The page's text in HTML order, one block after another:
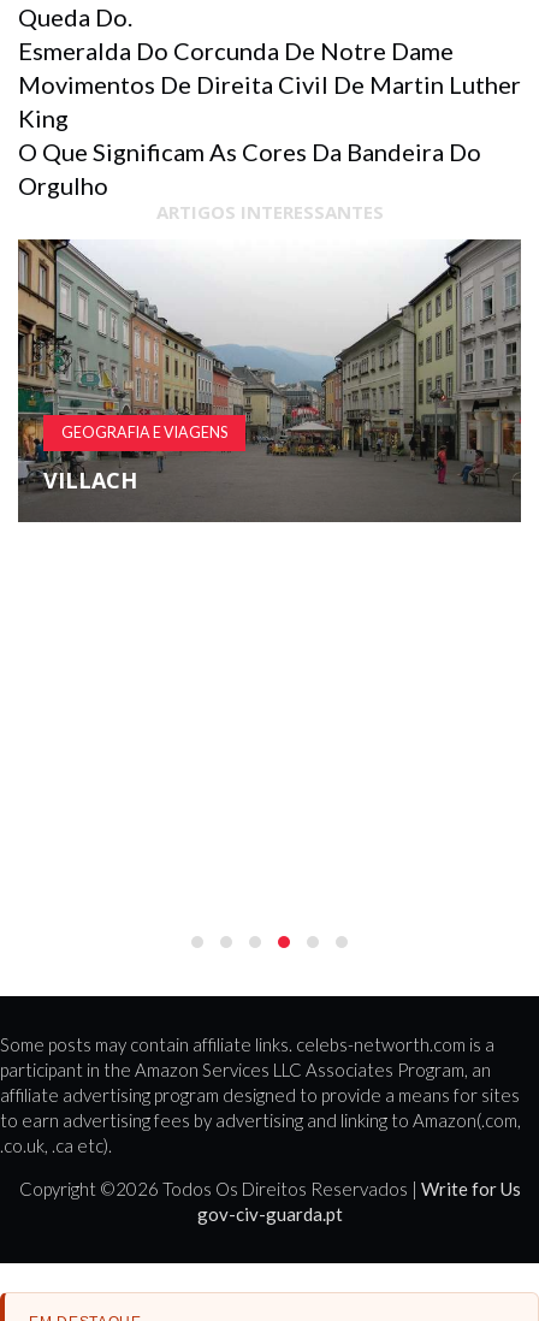
Queda Do.
Esmeralda Do Corcunda De Notre Dame
Movimentos De Direita Civil De Martin Luther
King
O Que Significam As Cores Da Bandeira Do
Orgulho
ARTIGOS INTERESSANTES
GEOGRAFIA E VIAGENS
VILLACH
Some posts may contain affiliate links. celebs-networth.com is a
participant in the Amazon Services LLC Associates Program, an
affiliate advertising program designed to provide a means for sites
to earn advertising fees by advertising and linking to Amazon(.com,
.co.uk, .ca etc).
Copyright ©2026 Todos Os Direitos Reservados | Write for Us
gov-civ-guarda.pt